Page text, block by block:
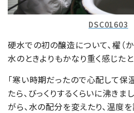
DSC01603
硬水での初の醸造について、櫂（
水のときよりもかなり重く感じたと
「寒い時期だったので心配して保
たら、びっくりするくらいに沸きま
がら、水の配分を変えたり、温度